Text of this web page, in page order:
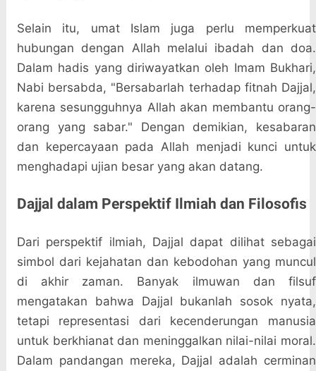
Selain itu, umat Islam juga perlu memperkuat
hubungan dengan Allah melalui ibadah dan doa.
Dalam hadis yang diriwayatkan oleh Imam Bukhari,
Nabi bersabda, "Bersabarlah terhadap fitnah Dajjal,
karena sesungguhnya Allah akan membantu orang-
orang yang sabar." Dengan demikian, kesabaran
dan kepercayaan pada Allah menjadi kunci untuk
menghadapi ujian besar yang akan datang.
Dajjal dalam Perspektif Ilmiah dan Filosofis
Dari perspektif ilmiah, Dajjal dapat dilihat sebagai
simbol dari kejahatan dan kebodohan yang muncul
di akhir zaman. Banyak ilmuwan dan filsuf
mengatakan bahwa Dajjal bukanlah sosok nyata,
tetapi representasi dari kecenderungan manusia
untuk berkhianat dan meninggalkan nilai-nilai moral.
Dalam pandangan mereka, Dajjal adalah cerminan